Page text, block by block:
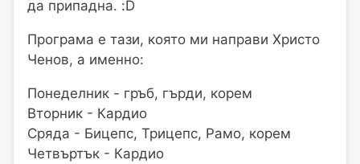
да припадна. :D
Програма е тази, която ми направи Христо
Ченов, а именно:
Понеделник - гръб, гърди, корем
Вторник - Кардио
Сряда - Бицепс, Трицепс, Рамо, корем
Четвъртък - Кардио